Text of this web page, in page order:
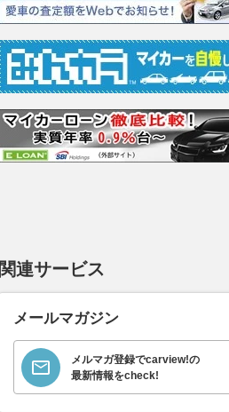
関連サービス
メールマガジン
メルマガ登録でcarview!の
最新情報をcheck!